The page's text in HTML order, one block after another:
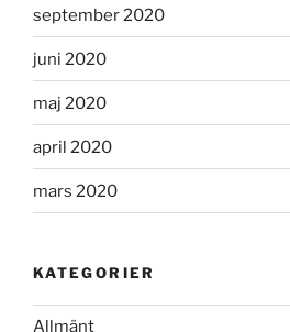
september 2020
juni 2020
maj 2020
april 2020
mars 2020
KATEGORIER
Allmänt